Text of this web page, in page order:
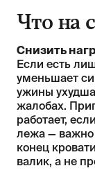
Что на
Снизить
Если есть
уменьшает
ужины
жалобах.
работает,
лежа — важно
конец
валик, а не